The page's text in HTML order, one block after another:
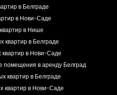
в Белграде
в Нови-Саде
в Нише
квартир в Белграде
квартир в Нови-Саде
помещения в аренду Белград
квартир в Белграде
квартир в Нови-Саде